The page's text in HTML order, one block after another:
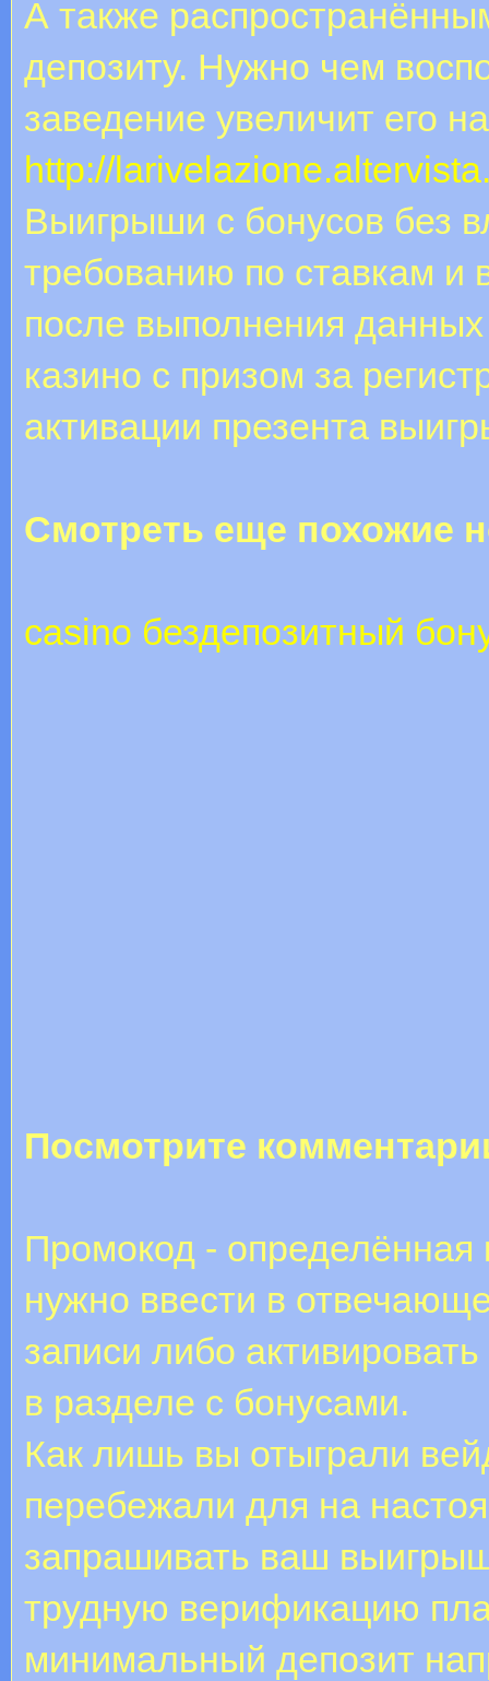
А также
депозиту. Нужно чем
заведение увеличит его
http://
Выигрыши с бонусов без
требованию по ставкам и
после выполнения
казино с призом за
активации презента
Смотреть еще похожие
casino бездепозитный
Посмотрите
Промокод -
нужно ввести в
записи либо
в разделе с бонусами.
Как лишь вы отыграли
перебежали для на
запрашивать ваш
трудную верификацию
минимальный депозит